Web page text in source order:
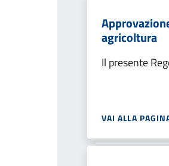
agricoltura
Il presente
VAI ALLA